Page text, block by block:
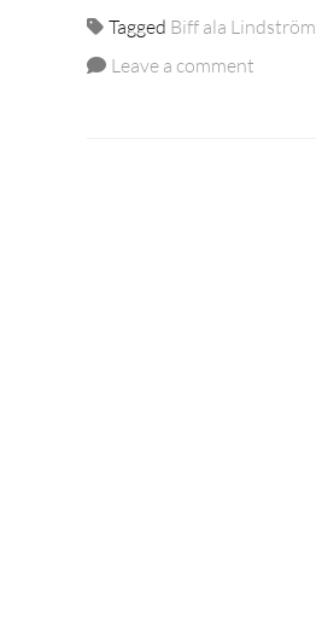
Tagged Biff ala Lindström
Leave a comment